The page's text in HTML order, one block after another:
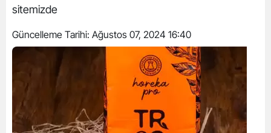
sitemizde
Güncelleme Tarihi: Ağustos 07, 2024 16:40